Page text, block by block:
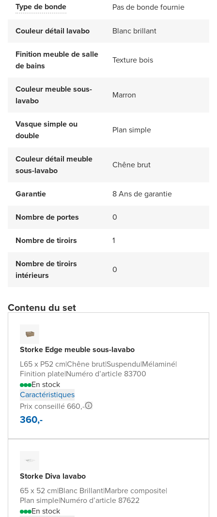
Type de bonde Pas de bonde fournie
Couleur détail lavabo Blanc brillant
Finition meuble de salle
de bains
Texture bois
Couleur meuble sous-
lavabo
Marron
Vasque simple ou
double
Plan simple
Couleur détail meuble
sous-lavabo
Chêne brut
Garantie 8 Ans de garantie
Nombre de portes 0
Nombre de tiroirs 1
Nombre de tiroirs
intérieurs
0
Contenu du set
Storke Edge meuble sous-lavabo
L65 x P52 cm|Chêne brut|Suspendu|Mélaminé|
Finition plate|Numéro d’article 83700
En stock
Caractéristiques
Prix conseillé 660,-
360,-
Storke Diva lavabo
65 x 52 cm|Blanc Brillant|Marbre composite|
Plan simple|Numéro d’article 87622
En stock